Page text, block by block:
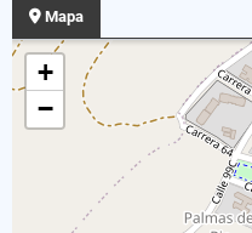
Mapa
+
−